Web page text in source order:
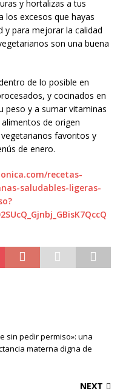
y hortalizas a tus
los excesos que hayas
y para mejorar la calidad
son una buena
de lo posible en
y cocinados en
peso y a sumar vitaminas
de origen
favoritos y
de enero.
recetas-
saludables-ligeras-
sin pedir permiso»: una
materna digna de
NEXT